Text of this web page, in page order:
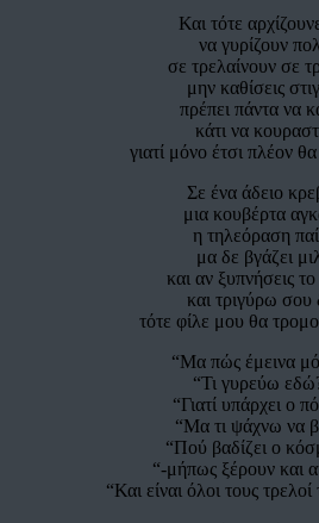
Και τότε
να γυρίζουν
σε τρελαίνουν σε
μην καθίσεις
πρέπει πάντα να
κάτι να
γιατί μόνο έτσι πλέον
Σε ένα άδειο
μια κουβέρτα
η τηλεόραση
μα δε βγάζει
και αν ξυπνήσεις
και τριγύρω σου
τότε φίλε μου θα
“Μα πώς έμεινα
“Τι γυρεύω
“Γιατί υπάρχει ο
“Μα τι ψάχνω να
“Πού βαδίζει ο
“-μήπως ξέρουν και
“Και είναι όλοι τους τρελοί